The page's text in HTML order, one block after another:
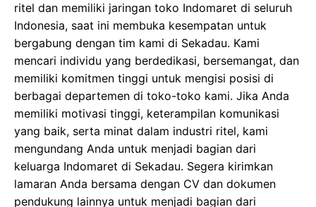
ritel dan memiliki jaringan toko Indomaret di seluruh
Indonesia, saat ini membuka kesempatan untuk
bergabung dengan tim kami di Sekadau. Kami
mencari individu yang berdedikasi, bersemangat, dan
memiliki komitmen tinggi untuk mengisi posisi di
berbagai departemen di toko-toko kami. Jika Anda
memiliki motivasi tinggi, keterampilan komunikasi
yang baik, serta minat dalam industri ritel, kami
mengundang Anda untuk menjadi bagian dari
keluarga Indomaret di Sekadau. Segera kirimkan
lamaran Anda bersama dengan CV dan dokumen
pendukung lainnya untuk menjadi bagian dari